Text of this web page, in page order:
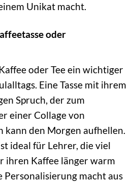
Unikat macht.
oder
oder Tee ein wichtiger
Eine Tasse mit ihrem
Spruch, der zum
einer Collage von
kann den Morgen aufhellen.
ideal für Lehrer, die viel
ihren Kaffee länger warm
Personalisierung macht aus